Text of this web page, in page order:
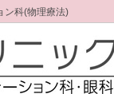
ン科(物理療法)